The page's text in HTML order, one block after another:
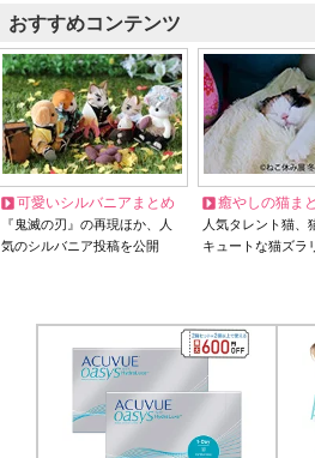
おすすめコンテンツ
可愛いシルバニアまとめ
『鬼滅の刃』の再現ほか、人
気のシルバニア投稿を公開
癒やしの猫ま
人気タレント猫
キュートな猫ズラ